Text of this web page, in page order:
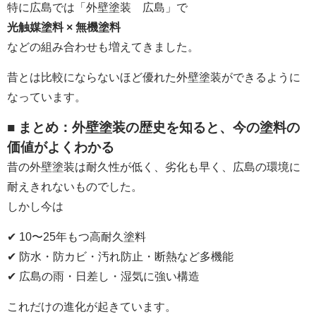
特に広島では「外壁塗装 広島」で
光触媒塗料 × 無機塗料
などの組み合わせも増えてきました。
昔とは比較にならないほど優れた外壁塗装ができるように
なっています。
■ まとめ：外壁塗装の歴史を知ると、今の塗料の
価値がよくわかる
昔の外壁塗装は耐久性が低く、劣化も早く、広島の環境に
耐えきれないものでした。
しかし今は
✔ 10〜25年もつ高耐久塗料
✔ 防水・防カビ・汚れ防止・断熱など多機能
✔ 広島の雨・日差し・湿気に強い構造
これだけの進化が起きています。